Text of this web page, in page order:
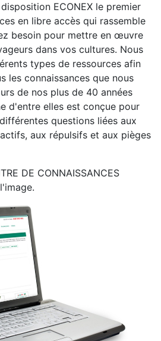
ECONEX le premier
en libre accès qui rassemble
besoin pour mettre en œuvre
dans vos cultures. Nous
types de ressources afin
les connaissances que nous
de nos plus de 40 années
d'entre elles est conçue pour
questions liées aux
aux répulsifs et aux pièges
DE CONNAISSANCES